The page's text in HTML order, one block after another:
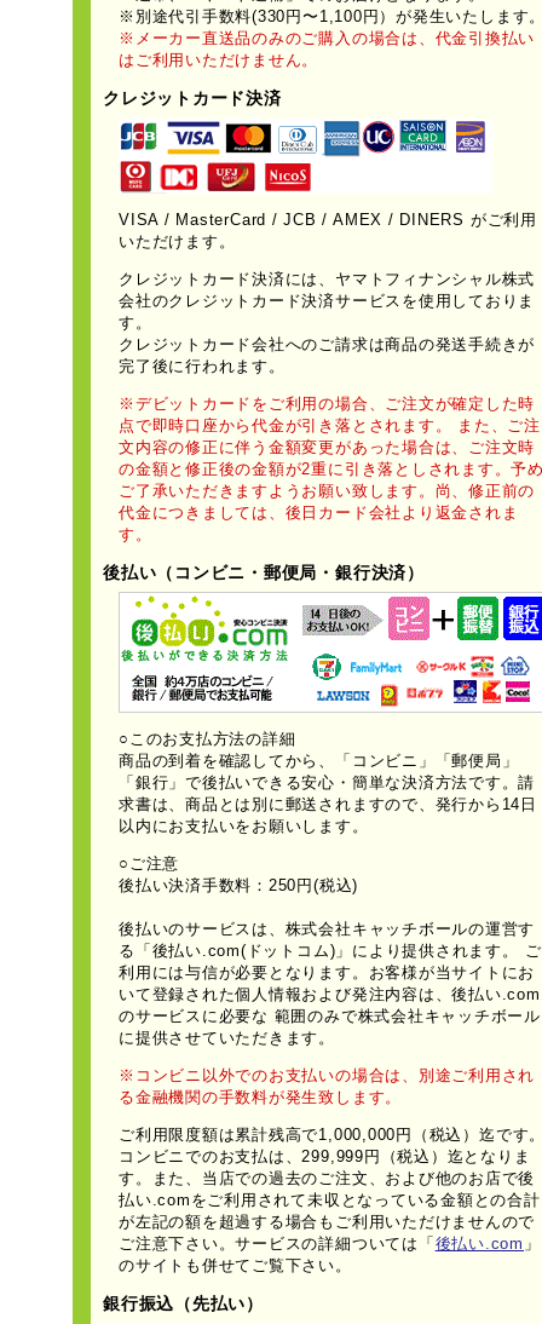
※別途代引手数料(330円〜1,100円）が発生いたします
※メーカー直送品のみのご購入の場合は、代金引換払い
はご利用いただけません。
クレジットカード決済
VISA / MasterCard / JCB / AMEX / DINERS がご利用
いただけます。
クレジットカード決済には、ヤマトフィナンシャル株式
会社のクレジットカード決済サービスを使用しておりま
す。
クレジットカード会社へのご請求は商品の発送手続きが
完了後に行われます。
※デビットカードをご利用の場合、ご注文が確定した時
点で即時口座から代金が引き落とされます。 また、ご注
文内容の修正に伴う金額変更があった場合は、ご注文時
の金額と修正後の金額が2重に引き落としされます。予
ご了承いただきますようお願い致します。尚、修正前の
代金につきましては、後日カード会社より返金されま
す。
後払い（コンビニ・郵便局・銀行決済）
○このお支払方法の詳細
商品の到着を確認してから、「コンビニ」「郵便局」
「銀行」で後払いできる安心・簡単な決済方法です。請
求書は、商品とは別に郵送されますので、発行から14日
以内にお支払いをお願いします。
○ご注意
後払い決済手数料：250円(税込)
後払いのサービスは、株式会社キャッチボールの運営す
る「後払い.com(ドットコム)」により提供されます。 ご
利用には与信が必要となります。お客様が当サイトにお
いて登録された個人情報および発注内容は、後払い.com
のサービスに必要な 範囲のみで株式会社キャッチボール
に提供させていただきます。
※コンビニ以外でのお支払いの場合は、別途ご利用され
る金融機関の手数料が発生致します。
ご利用限度額は累計残高で1,000,000円（税込）迄です
コンビニでのお支払は、299,999円（税込）迄となりま
す。また、当店での過去のご注文、および他のお店で後
払い.comをご利用されて未収となっている金額との合計
が左記の額を超過する場合もご利用いただけませんので
ご注意下さい。サービスの詳細ついては「 後払い.com 」
のサイトも併せてご覧下さい。
銀行振込（先払い）